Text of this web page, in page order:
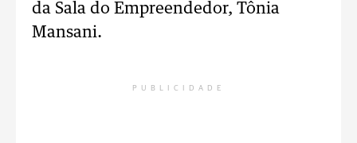
da Sala do Empreendedor, Tônia
Mansani.
PUBLICIDADE